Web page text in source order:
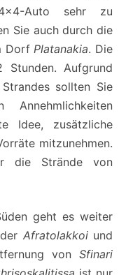
Auto sehr zu
Sie auch durch die
Dorf Platanakia. Die
Stunden. Aufgrund
sollten Sie
Idee, zusätzliche
mitzunehmen.
die Strände von
geht es weiter
Afratolakkoiund
vonSfinari